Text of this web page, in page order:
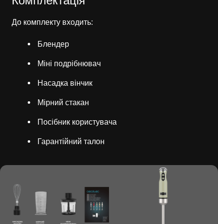
До комплекту входить:
Блендер
Міні подрібнювач
Насадка вінчик
Мірний стакан
Посібник користувача
Гарантійний талон